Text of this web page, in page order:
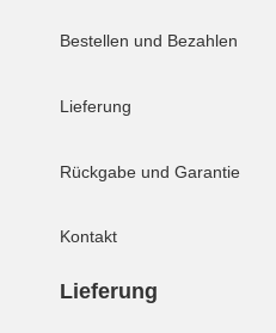
Bestellen und Bezahlen
Lieferung
Rückgabe und Garantie
Kontakt
Lieferung